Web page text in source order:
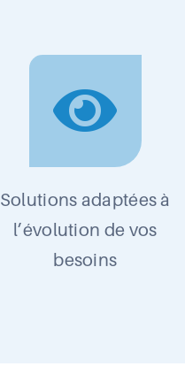
Solutions adaptées à
l’évolution de vos
besoins